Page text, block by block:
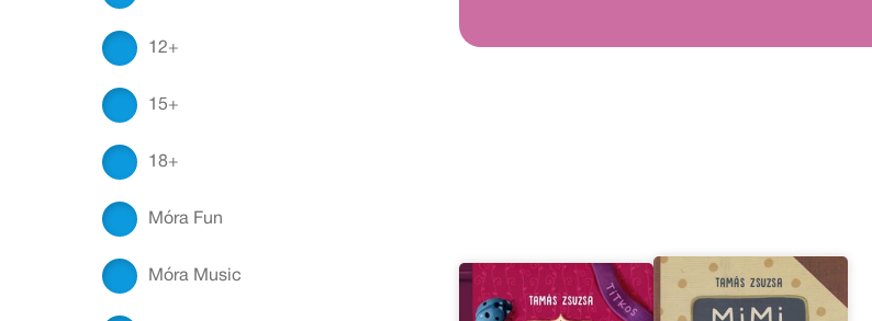
12+
15+
18+
Móra Fun
Móra Music